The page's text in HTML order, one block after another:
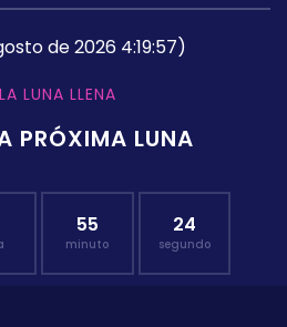
de 2026 4:19:57)
LUNA LLENA
PRÓXIMA LUNA
55
minuto
23
segundo